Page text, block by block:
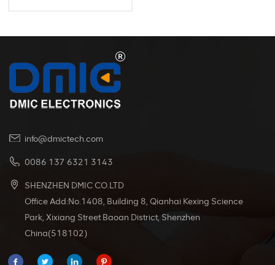
info@dmictech.com
0086 137 6321 3143
SHENZHEN DMIC CO.LTD
Office Add:No.1408, Building 8, Qianhai Kexing Science
Park, Xixiang Street Baoan District, Shenzhen
China(518102)